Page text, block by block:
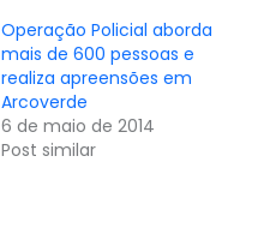
Operação Policial aborda
mais de 600 pessoas e
realiza apreensões em
Arcoverde
6 de maio de 2014
Post similar